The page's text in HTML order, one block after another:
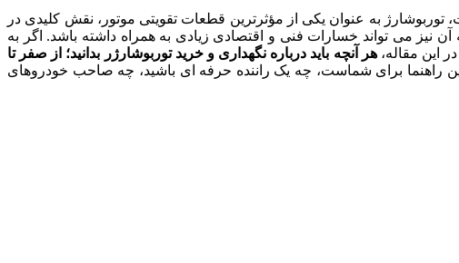
توربوشارژ به عنوان یکی از مؤثرترین قطعات تقویتی موتور، نقش کلیدی در
نیز می تواند خسارات فنی و اقتصادی زیادی به همراه داشته باشد. اگر به
این مقاله،هر آنچه باید درباره نگهداری و خرید توربوشارژر بدانید؛ از صفر تا
راهنما برای شماست، چه یک راننده حرفه ای باشید، چه صاحب خودروهای